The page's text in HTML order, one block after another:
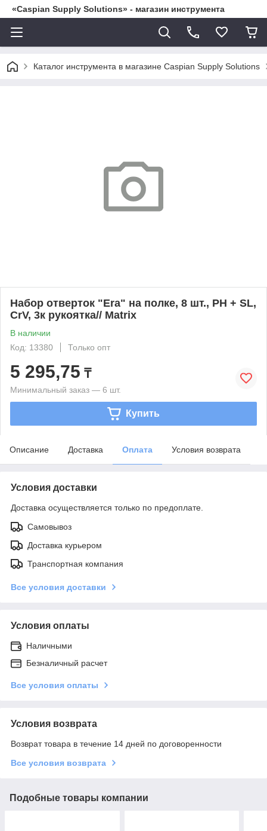
«Caspian Supply Solutions» - магазин инструмента
Каталог инструмента в магазине Caspian Supply Solutions
Набор отверток "Era" на полке, 8 шт., PH + SL,
CrV, 3к рукоятка// Matrix
В наличии
Код: 13380
Только опт
5 295,75 ₸
Минимальный заказ — 6 шт.
Купить
Описание Доставка Оплата Условия возврата
Условия доставки
Доставка осуществляется только по предоплате.
Самовывоз
Доставка курьером
Транспортная компания
Все условия доставки
Условия оплаты
Наличными
Безналичный расчет
Все условия оплаты
Условия возврата
Возврат товара в течение 14 дней по договоренности
Все условия возврата
Подобные товары компании